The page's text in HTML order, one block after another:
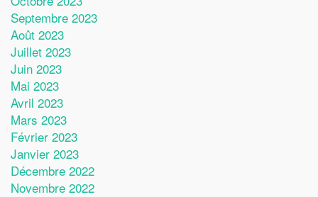
Septembre 2023
Août 2023
Juillet 2023
Juin 2023
Mai 2023
Avril 2023
Mars 2023
Février 2023
Janvier 2023
Décembre 2022
Novembre 2022